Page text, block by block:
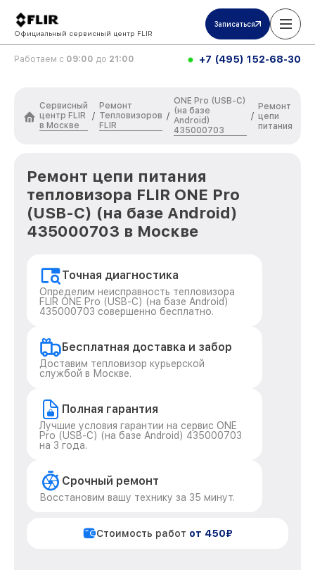
Официальный сервисный центр FLIR
Записаться
Работаем с 09:00 до 21:00 +7 (495) 152-68-30
Сервисный
центр FLIR
в Москве
/
Ремонт
Тепловизоров
FLIR
/
ONE Pro (USB-C)
(на базе
Android)
435000703
/
Ремонт
цепи
питания
Ремонт цепи питания
тепловизора FLIR ONE Pro
(USB-C) (на базе Android)
435000703 в Москве
Точная диагностика
Определим неисправность тепловизора
FLIR ONE Pro (USB-C) (на базе Android)
435000703 совершенно бесплатно.
Бесплатная доставка и забор
Доставим тепловизор курьерской
службой в Москве.
Полная гарантия
Лучшие условия гарантии на сервис ONE
Pro (USB-C) (на базе Android) 435000703
на 3 года.
Срочный ремонт
Восстановим вашу технику за 35 минут.
Стоимость работ от 450₽